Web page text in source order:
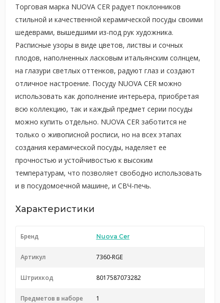
Торговая марка NUOVA CER радует поклонников
стильной и качественной керамической посуды своими
шедеврами, вышедшими из-под рук художника.
Расписные узоры в виде цветов, листвы и сочных
плодов, наполненных ласковым итальянским солнцем,
на глазури светлых оттенков, радуют глаз и создают
отличное настроение. Посуду NUOVA CER можно
использовать как дополнение интерьера, приобретая
всю коллекцию, так и каждый предмет серии посуды
можно купить отдельно. NUOVA CER заботится не
только о живописной росписи, но на всех этапах
создания керамической посуды, наделяет ее
прочностью и устойчивостью к высоким
температурам, что позволяет свободно использовать
и в посудомоечной машине, и СВЧ-печь.
Характеристики
Бренд Nuova Cer
Артикул 7360-RGE
Штрихкод 8017587073282
Предметов в наборе 1